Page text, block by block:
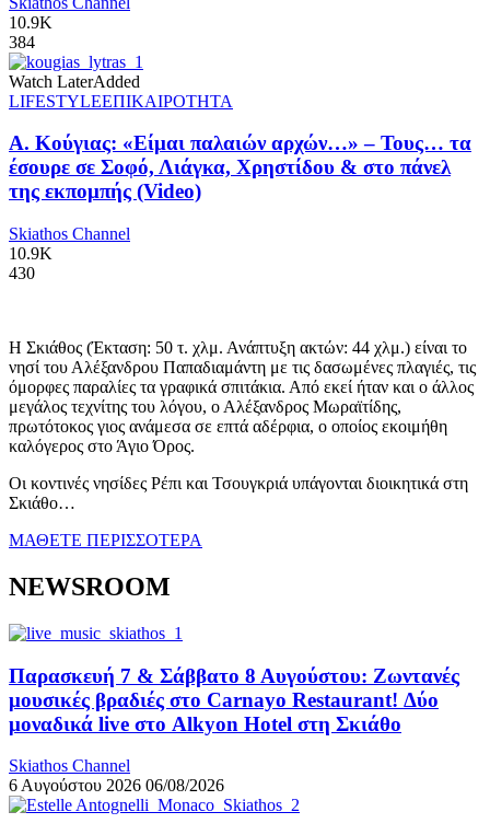
10.9K
384
Watch LaterAdded
LIFESTYLEΕΠΙΚΑΙΡΟΤΗΤΑ
Α. Κούγιας: «Είμαι παλαιών αρχών…» – Τους… τα
έσουρε σε Σοφό, Λιάγκα, Χρηστίδου & στο πάνελ
της εκπομπής (Video)
Skiathos Channel
10.9K
430
Η Σκιάθος (Έκταση: 50 τ. χλμ. Ανάπτυξη ακτών: 44 χλμ.) είναι το
νησί του Αλέξανδρου Παπαδιαμάντη με τις δασωμένες πλαγιές, τις
όμορφες παραλίες τα γραφικά σπιτάκια. Από εκεί ήταν και ο άλλος
μεγάλος τεχνίτης του λόγου, ο Αλέξανδρος Μωραϊτίδης,
πρωτότοκος γιος ανάμεσα σε επτά αδέρφια, ο οποίος εκοιμήθη
καλόγερος στο Άγιο Όρος.
Οι κοντινές νησίδες Ρέπι και Τσουγκριά υπάγονται διοικητικά στη
Σκιάθο…
ΜΑΘΕΤΕ ΠΕΡΙΣΣΟΤΕΡΑ
NEWSROOM
Παρασκευή 7 & Σάββατο 8 Αυγούστου: Ζωντανές
μουσικές βραδιές στο Carnayo Restaurant! Δύο
μοναδικά live στο Alkyon Hotel στη Σκιάθο
Skiathos Channel
6 Αυγούστου 2026 06/08/2026